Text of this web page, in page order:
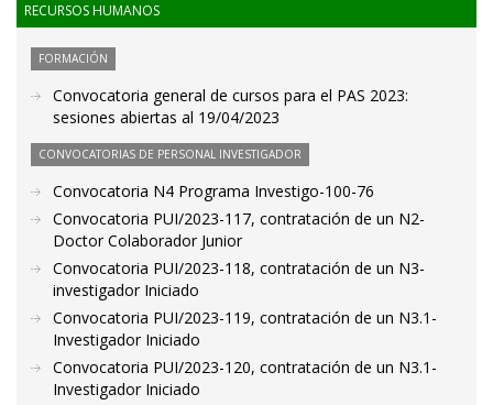
RECURSOS HUMANOS
FORMACIÓN
Convocatoria general de cursos para el PAS 2023:
sesiones abiertas al 19/04/2023
CONVOCATORIAS DE PERSONAL INVESTIGADOR
Convocatoria N4 Programa Investigo-100-76
Convocatoria PUI/2023-117, contratación de un N2-
Doctor Colaborador Junior
Convocatoria PUI/2023-118, contratación de un N3-
investigador Iniciado
Convocatoria PUI/2023-119, contratación de un N3.1-
Investigador Iniciado
Convocatoria PUI/2023-120, contratación de un N3.1-
Investigador Iniciado